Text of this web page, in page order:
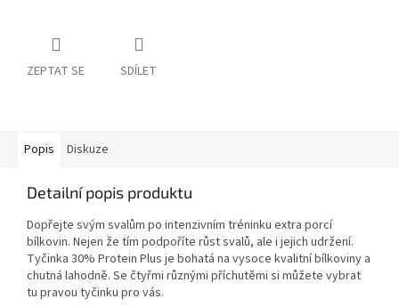
ZEPTAT SE SDÍLET
Popis Diskuze
Detailní popis produktu
Dopřejte svým svalům po intenzivním tréninku extra porcí
bílkovin. Nejen že tím podpoříte růst svalů, ale i jejich udržení.
Tyčinka 30% Protein Plus je bohatá na vysoce kvalitní bílkoviny a
chutná lahodně. Se čtyřmi různými příchutěmi si můžete vybrat
tu pravou tyčinku pro vás.